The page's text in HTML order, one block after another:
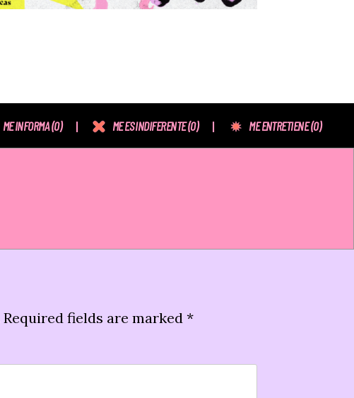
ME INFORMA(0) ME ES INDIFERENTE(0) ME ENTRETIENE(0)
Required fields are marked *